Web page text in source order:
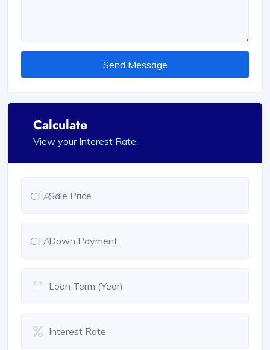
Send Message
Calculate
View your Interest Rate
CFA
CFA